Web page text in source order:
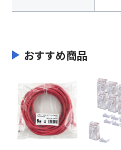
おすすめ商品